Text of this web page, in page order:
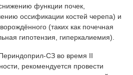
функции почек,
оссификации костей черепа) и
(таких как почечная
гипотензия, гиперкалиемия).
СЗ во время II
рекомендуется провести